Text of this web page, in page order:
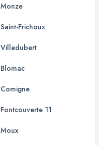
Monze
Saint-Frichoux
Villedubert
Blomac
Comigne
Fontcouverte 11
Moux